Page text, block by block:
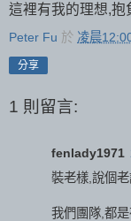
這裡有我的理想,抱
Peter Fu 於 凌晨
分享
1 則留言:
fenlady1971
裝老樣,說個老
我們團隊,都